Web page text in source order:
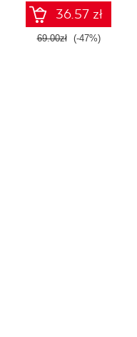
36.57 zł
69.00zł (-47%)